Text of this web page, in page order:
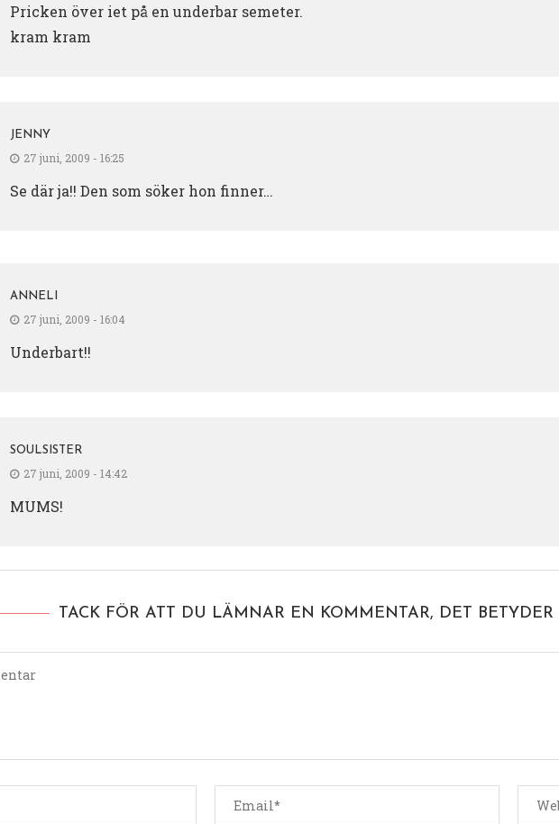
Pricken över iet på en underbar semeter.
kram kram
JENNY
27 juni, 2009 - 16:25
Se där ja!! Den som söker hon finner…
ANNELI
27 juni, 2009 - 16:04
Underbart!!
SOULSISTER
27 juni, 2009 - 14:42
MUMS!
TACK FÖR ATT DU LÄMNAR EN KOMMENTAR, DET BETYDER